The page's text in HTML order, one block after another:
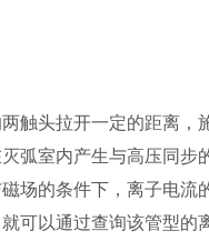
触头拉开一定的距离
弧室内产生与高压同
场的条件下，离子电
可以通过查询该管型的